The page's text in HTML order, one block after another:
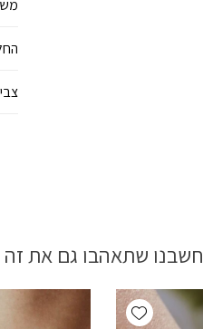
חשבנו שתאהבו גם את זה
Add wishlist